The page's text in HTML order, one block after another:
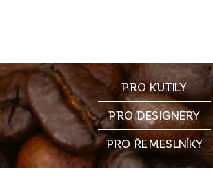
PRO KUTILY
PRO DESIGNÉRY
PRO ŘEMESLNÍKY